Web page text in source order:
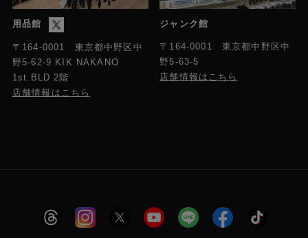
用品館
〒164-0001 東京都中野区中
野5-62-9 KIK NAKANO
1st.BLD 2階
店舗情報はこちら
ジャンク館
〒164-0001 東京都中野区中
野5-63-5
店舗情報はこちら